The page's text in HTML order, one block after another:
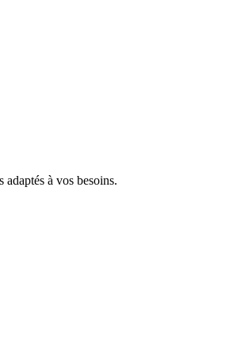
à vos besoins.